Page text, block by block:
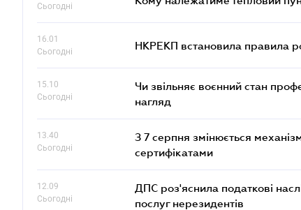
Сьогодні
16.01
Сьогодні
НКРЕКП встановила правила
15.10
Сьогодні
Чи звільняє воєнний стан
нагляд
13.40
Сьогодні
З 7 серпня змінюється
сертифікатами
12.09
Сьогодні
ДПС роз'яснила податкові
послуг нерезидентів